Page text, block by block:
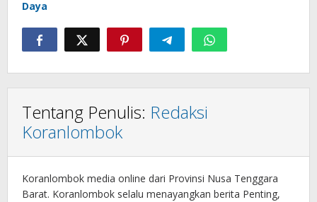
Daya
Tentang Penulis: Redaksi
Koranlombok
Koranlombok media online dari Provinsi Nusa Tenggara
Barat. Koranlombok selalu menayangkan berita Penting,